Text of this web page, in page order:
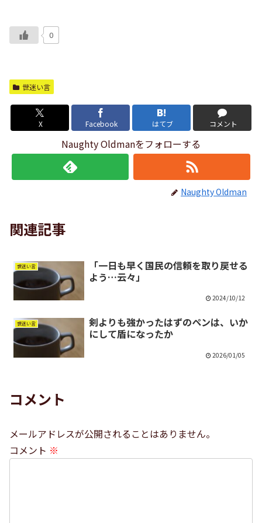
0
世迷い言
X Facebook はてブ コメント
Naughty Oldmanをフォローする
Naughty Oldman
関連記事
世迷い言
「一日も早く国民の信頼を取り戻せる
よう…云々」
2024/10/12
世迷い言
剣よりも強かったはずのペンは、いか
にして盾になったか
2026/01/05
コメント
メールアドレスが公開されることはありません。
コメント ※